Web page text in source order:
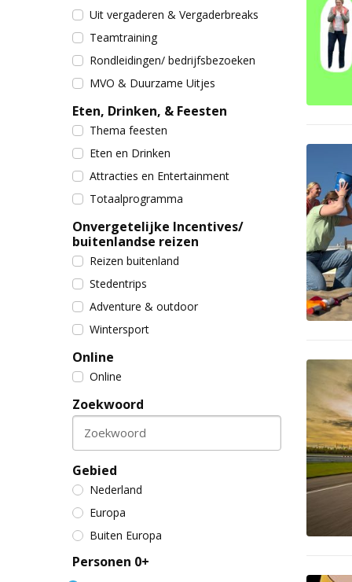
Uit vergaderen & Vergaderbreaks
Teamtraining
Rondleidingen/ bedrijfsbezoeken
MVO & Duurzame Uitjes
Eten, Drinken, & Feesten
Thema feesten
Eten en Drinken
Attracties en Entertainment
Totaalprogramma
Onvergetelijke Incentives/
buitenlandse reizen
Reizen buitenland
Stedentrips
Adventure & outdoor
Wintersport
Online
Online
Zoekwoord
Zoekwoord
Gebied
Nederland
Europa
Buiten Europa
Personen 0+